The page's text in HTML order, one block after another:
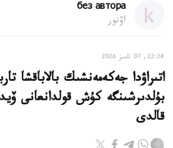
без автора
اۆتور
12:24, 07 تامىز 2026
اتىراۋدا جەكەمەنشىك بالاباقشا
بۇلدىرشىنگە كۇش قولدانعانى
قالدى